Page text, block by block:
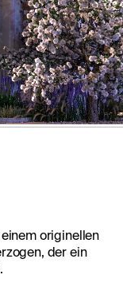
originellen
der ein